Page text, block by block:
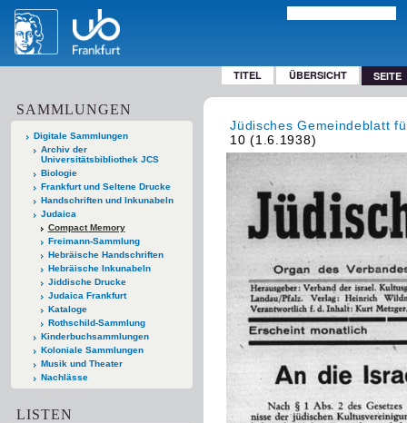
TITEL ÜBERSICHT SEITE
SAMMLUNGEN
Digitale Sammlungen
Archiv der
Universitätsbibliothek JCS
Biologie
Frankfurt und Seltene Drucke
Handschriften und Inkunabeln
Judaica
Compact Memory
Freimann-Sammlung
Hebräische Handschriften
Hebräische Inkunabeln
Jiddische Drucke
Judaica Frankfurt
Kataloge
Rothschild-Sammlung
Kinderbuchsammlungen
Koloniale Sammlungen
Musik und Theater
Nachlässe
LISTEN
Jüdisches Gemeindeblatt
10 (1.6.1938)